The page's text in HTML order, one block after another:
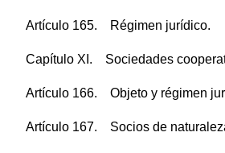
Artículo 165. Régimen jurídico.
Capítulo XI. Sociedades
Artículo 166. Objeto y régimen
Artículo 167. Socios de